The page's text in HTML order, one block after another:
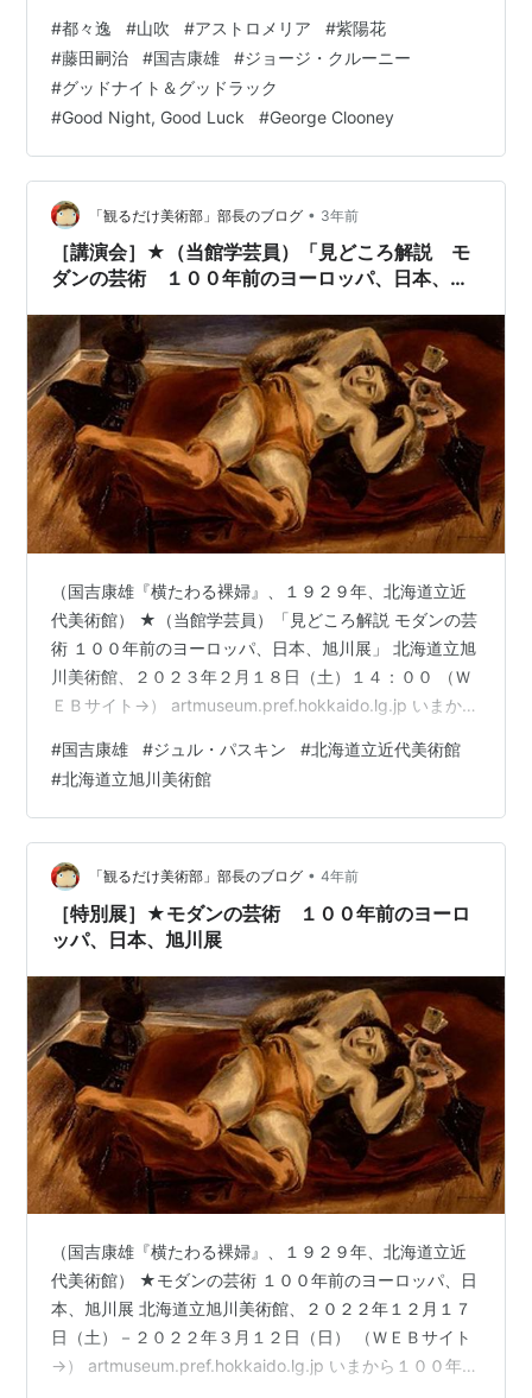
ります。#東京芸術劇場 #芸劇_工事休館中
pic.twitter.com/KvQm7z9G4L — 東京芸術劇場
(@geigeki_info) 2025年6月4日 🐮「不仲説」の藤田嗣治
と国吉康雄 NYでの「交流」示す色紙見つかる | 毎日新聞
mainichi.jp 【…
#都々逸 #山吹 #アストロメリア #紫陽花
#藤田嗣治 #国吉康雄 #ジョージ・クルーニー
#グッドナイト＆グッドラック
#Good Night, Good Luck #George Clooney
「観るだけ美術部」部長のブログ • 3年前
［講演会］★（当館学芸員）「見どころ解説 モ
ダンの芸術 １００年前のヨーロッパ、日本、旭
（国吉康雄『横たわる裸婦』、１９２９年、北海道立近
代美術館） ★（当館学芸員）「見どころ解説 モダンの芸
術 １００年前のヨーロッパ、日本、旭川展」 北海道立旭
川美術館、２０２３年２月１８日（土）１４：００ （Ｗ
ＥＢサイト→） artmuseum.pref.hokkaido.lg.jp いまから
狭間というこの時代、芸術の都として人々を惹きつけて
いたパリでは、美術のみならず、音楽、文学、映画、工
芸など、様ざまな芸術が花開きました。このときに活躍
した「エコール・ド・パリ（パリ派）」と呼ばれた画家
たちの多くは、新たな表現を求めパリに集ったフランス
国外か…
#国吉康雄 #ジュル・パスキン #北海道立近代美術館
#北海道立旭川美術館
「観るだけ美術部」部長のブログ • 4年前
［特別展］★モダンの芸術 １００年前のヨーロ
ッパ、日本、旭川展
（国吉康雄『横たわる裸婦』、１９２９年、北海道立近
代美術館） ★モダンの芸術 １００年前のヨーロッパ、日
本、旭川展 北海道立旭川美術館、２０２２年１２月１７
日（土）－２０２２年３月１２日（日） （ＷＥＢサイト
→） artmuseum.pref.hokkaido.lg.jp いまから１００年前